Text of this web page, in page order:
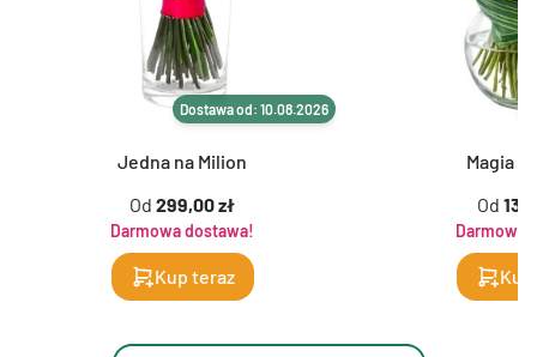
Dostawa od: 10.08.2026
Jedna na Milion
Od 299,00 zł
Darmowa dostawa!
Kup teraz
Magia
Od
Darmowa